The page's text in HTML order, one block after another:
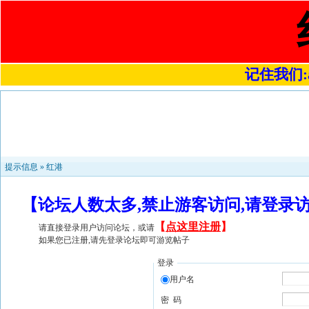
记住我们
提示信息 » 红港
【论坛人数太多,禁止游客访问,请登
请直接登录用户访问论坛，或请 【 点这里注册】
如果您已注册,请先登录论坛即可游览帖子
登录
用户名
密 码